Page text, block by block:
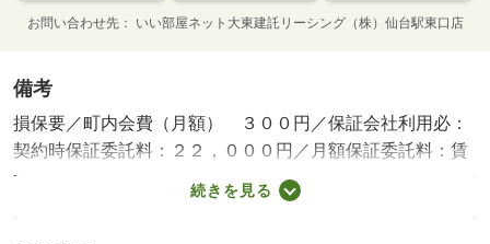
お問い合わせ先 いい部屋ネット大東建託リーシング（株）仙台駅東口店
備考
損保要／町内会費（月額） ３００円／保証会社利用必：
契約時保証委託料：２２，０００円／月額保証委託料：賃
料総額の２．２％又は５．５％／退去時クリーニング費用
￥６００００が契約時必要。貸主インボイス登録あり／更
続きを見る